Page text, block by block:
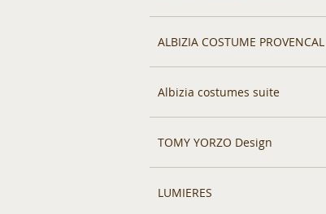
ALBIZIA COSTUME PROVENCAL
Albizia costumes suite
TOMY YORZO Design
LUMIERES